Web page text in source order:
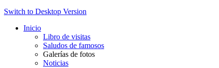
Switch to Desktop Version
Inicio
Libro de visitas
Saludos de famosos
Galerías de fotos
Noticias